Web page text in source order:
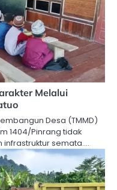
Melalui
Desa (TMMD)
1404/Pinrang tidak
semata.…